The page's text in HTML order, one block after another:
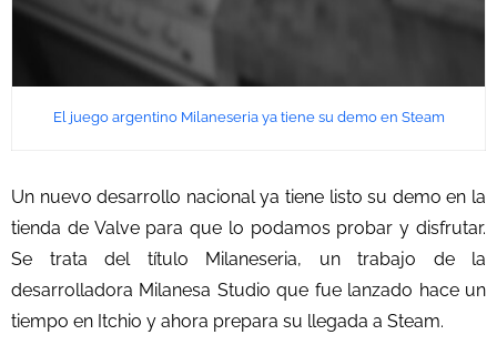
El juego argentino Milaneseria ya tiene su demo en Steam
Un nuevo desarrollo nacional ya tiene listo su demo en la
tienda de Valve para que lo podamos probar y disfrutar.
Se trata del título Milaneseria, un trabajo de la
desarrolladora Milanesa Studio que fue lanzado hace un
tiempo en Itchio y ahora prepara su llegada a Steam.